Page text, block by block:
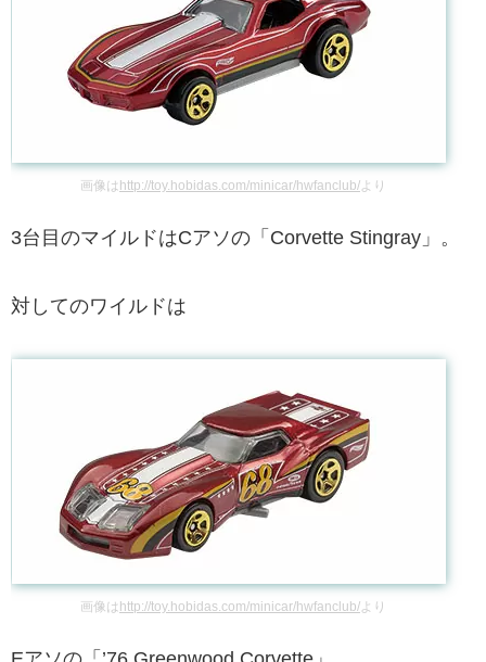
画像は http://toy.hobidas.com/minicar/hwfanclub/より
3台目のマイルドはCアソの「Corvette Stingray」。
対してのワイルドは
画像は http://toy.hobidas.com/minicar/hwfanclub/より